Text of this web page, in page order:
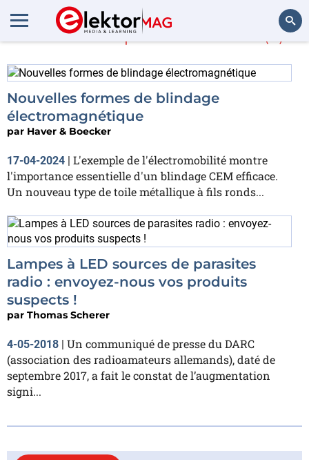
En savoir plus sur (2)
Nouvelles formes de blindage
électromagnétique
par Haver & Boecker
17-04-2024 | L'exemple de l'électromobilité montre
l'importance essentielle d'un blindage CEM efficace.
Un nouveau type de toile métallique à fils ronds...
Lampes à LED sources de parasites
radio : envoyez-nous vos produits
suspects !
par Thomas Scherer
4-05-2018 | Un communiqué de presse du DARC
(association des radioamateurs allemands), daté de
septembre 2017, a fait le constat de l’augmentation
signi...